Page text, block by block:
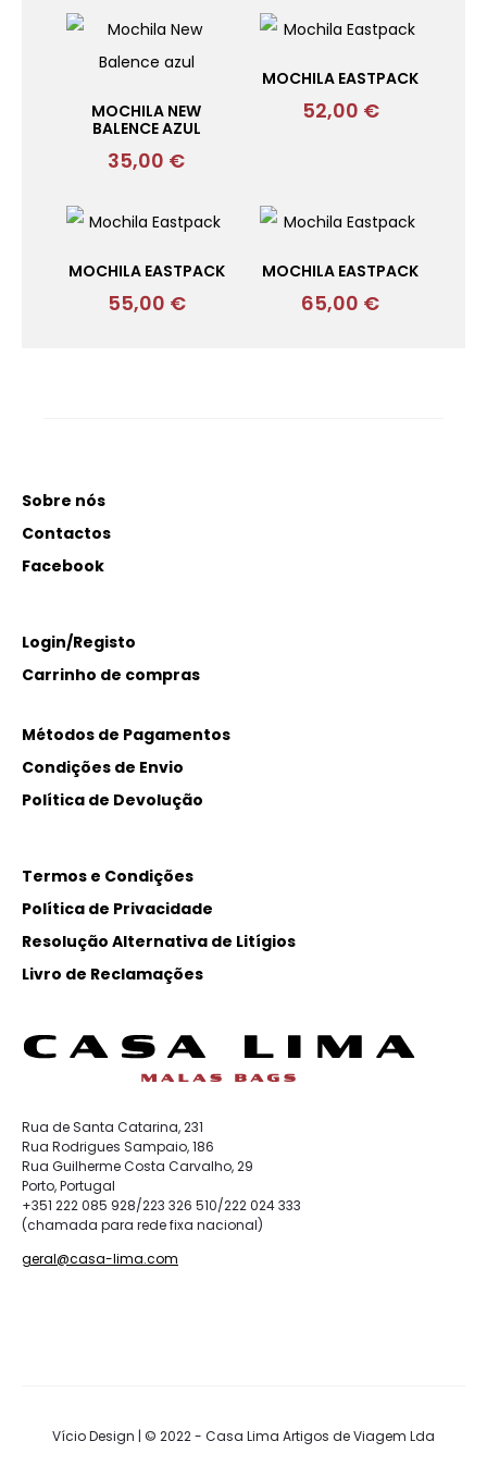
MOCHILA NEW
BALENCE AZUL
35,00 €
MOCHILA EASTPACK
52,00 €
MOCHILA EASTPACK
55,00 €
MOCHILA EASTPACK
65,00 €
Sobre nós
Contactos
Facebook
Login/Registo
Carrinho de compras
Métodos de Pagamentos
Condições de Envio
Política de Devolução
Termos e Condições
Política de Privacidade
Resolução Alternativa de Litígios
Livro de Reclamações
Rua de Santa Catarina, 231
Rua Rodrigues Sampaio, 186
Rua Guilherme Costa Carvalho, 29
Porto, Portugal
+351 222 085 928/223 326 510/222 024 333
(chamada para rede fixa nacional)
geral@casa-lima.com
Vício Design | © 2022 - Casa Lima Artigos de Viagem Lda